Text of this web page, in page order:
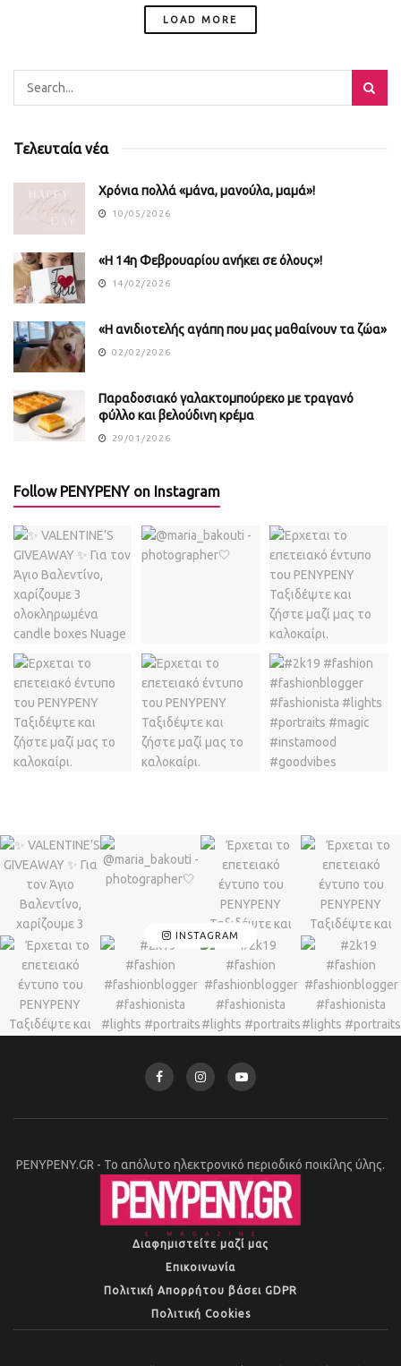
LOAD MORE
Τελευταία νέα
Χρόνια πολλά «μάνα, μανούλα, μαμά»!
10/05/2026
«Η 14η Φεβρουαρίου ανήκει σε όλους»!
14/02/2026
«Η ανιδιοτελής αγάπη που μας μαθαίνουν τα ζώα»
02/02/2026
Παραδοσιακό γαλακτομπούρεκο με τραγανό
φύλλο και βελούδινη κρέμα
29/01/2026
Follow PENYPENY on Instagram
INSTAGRAM
PENYPENY.GR - Το απόλυτο ηλεκτρονικό περιοδικό ποικίλης ύλης.
Διαφημιστείτε μαζί μας
Επικοινωνία
Πολιτική Απορρήτου βάσει GDPR
Πολιτική Cookies